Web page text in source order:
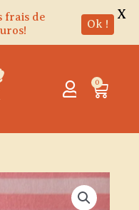
0
frais de
Ok !
X